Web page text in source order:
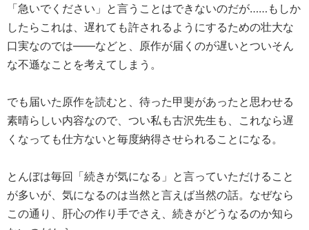
「急いでください」と言うことはできないのだが……もしか
したらこれは、遅れても許されるようにするための壮大な
口実なのでは――などと、原作が届くのが遅いとついそん
な不遜なことを考えてしまう。
でも届いた原作を読むと、待った甲斐があったと思わせる
素晴らしい内容なので、つい私も古沢先生も、これなら遅
くなっても仕方ないと毎度納得させられることになる。
とんぼは毎回「続きが気になる」と言っていただけること
が多いが、気になるのは当然と言えば当然の話。なぜなら
この通り、肝心の作り手でさえ、続きがどうなるのか知ら